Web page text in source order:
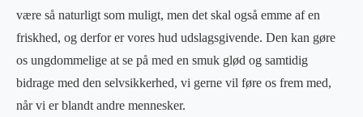
være så naturligt som muligt, men det skal også emme af en
friskhed, og derfor er vores hud udslagsgivende. Den kan gøre
os ungdommelige at se på med en smuk glød og samtidig
bidrage med den selvsikkerhed, vi gerne vil føre os frem med,
når vi er blandt andre mennesker.